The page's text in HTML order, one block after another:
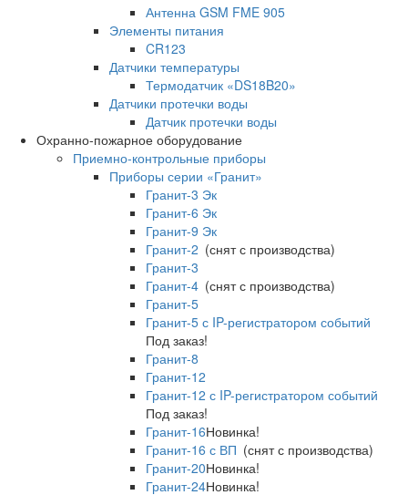
Антенна GSM FME 905
Элементы питания
CR123
Датчики температуры
Термодатчик «DS18B20»
Датчики протечки воды
Датчик протечки воды
Охранно-пожарное оборудование
Приемно-контрольные приборы
Приборы серии «Гранит»
Гранит-3 Эк
Гранит-6 Эк
Гранит-9 Эк
Гранит-2 (снят с производства)
Гранит-3
Гранит-4 (снят с производства)
Гранит-5
Гранит-5 с IP-регистратором событий
Под заказ!
Гранит-8
Гранит-12
Гранит-12 с IP-регистратором событий
Под заказ!
Гранит-16Новинка!
Гранит-16 с ВП (снят с производства)
Гранит-20Новинка!
Гранит-24Новинка!